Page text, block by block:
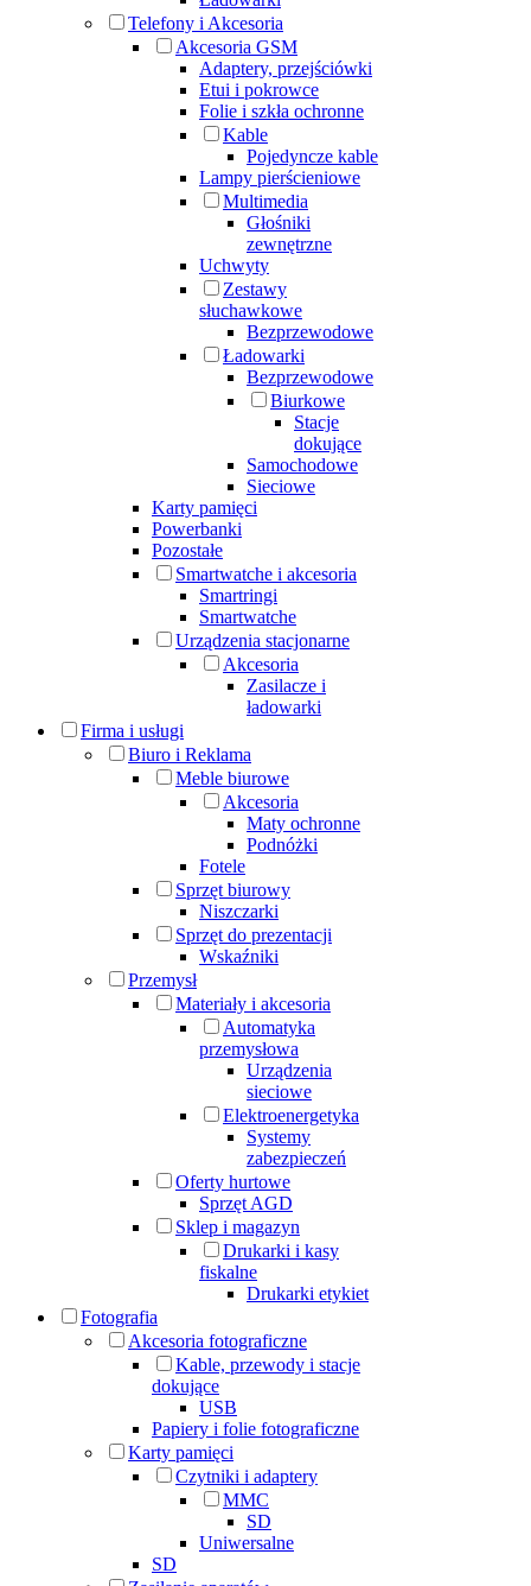
Telefony i Akcesoria
Akcesoria GSM
Adaptery, przejściówki
Etui i pokrowce
Folie i szkła ochronne
Kable
Pojedyncze kable
Lampy pierścieniowe
Multimedia
Głośniki
zewnętrzne
Uchwyty
Zestawy
słuchawkowe
Bezprzewodowe
Ładowarki
Bezprzewodowe
Biurkowe
Stacje
dokujące
Samochodowe
Sieciowe
Karty pamięci
Powerbanki
Pozostałe
Smartwatche i akcesoria
Smartringi
Smartwatche
Urządzenia stacjonarne
Akcesoria
Zasilacze i
ładowarki
Firma i usługi
Biuro i Reklama
Meble biurowe
Akcesoria
Maty ochronne
Podnóżki
Fotele
Sprzęt biurowy
Niszczarki
Sprzęt do prezentacji
Wskaźniki
Przemysł
Materiały i akcesoria
Automatyka
przemysłowa
Urządzenia
sieciowe
Elektroenergetyka
Systemy
zabezpieczeń
Oferty hurtowe
Sprzęt AGD
Sklep i magazyn
Drukarki i kasy
fiskalne
Drukarki etykiet
Fotografia
Akcesoria fotograficzne
Kable, przewody i stacje
dokujące
USB
Papiery i folie fotograficzne
Karty pamięci
Czytniki i adaptery
MMC
SD
Uniwersalne
SD